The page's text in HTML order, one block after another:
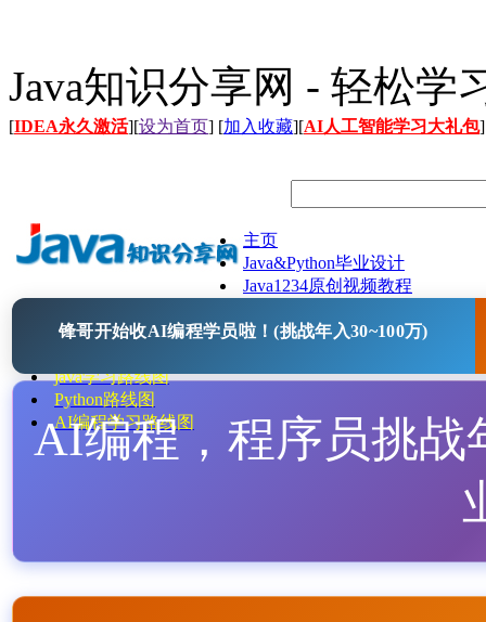
Java知识分享网 - 轻松学
[IDEA永久激活][设为首页] [加入收藏][AI人工智能学习大礼包]
主页
Java&Python毕业设计
Java1234原创视频教程
Java开源项目
java学习路线图
Python路线图
AI编程学习路线图
锋哥开始收AI编程学员啦！(挑战年入30~100万)
AI编程，程序员挑战